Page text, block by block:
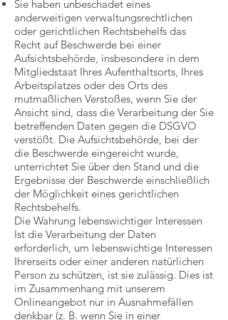
Sie haben unbeschadet eines
anderweitigen verwaltungsrechtlichen
oder gerichtlichen Rechtsbehelfs das
Recht auf Beschwerde bei einer
Aufsichtsbehörde, insbesondere in dem
Mitgliedstaat Ihres Aufenthaltsorts, Ihres
Arbeitsplatzes oder des Orts des
mutmaßlichen Verstoßes, wenn Sie der
Ansicht sind, dass die Verarbeitung der Sie
betreffenden Daten gegen die DSGVO
verstößt. Die Aufsichtsbehörde, bei der
die Beschwerde eingereicht wurde,
unterrichtet Sie über den Stand und die
Ergebnisse der Beschwerde einschließlich
der Möglichkeit eines gerichtlichen
Rechtsbehelfs.
Die Wahrung lebenswichtiger Interessen
Ist die Verarbeitung der Daten
erforderlich, um lebenswichtige Interessen
Ihrerseits oder einer anderen natürlichen
Person zu schützen, ist sie zulässig. Dies ist
im Zusammenhang mit unserem
Onlineangebot nur in Ausnahmefällen
denkbar (z. B. wenn Sie in einer